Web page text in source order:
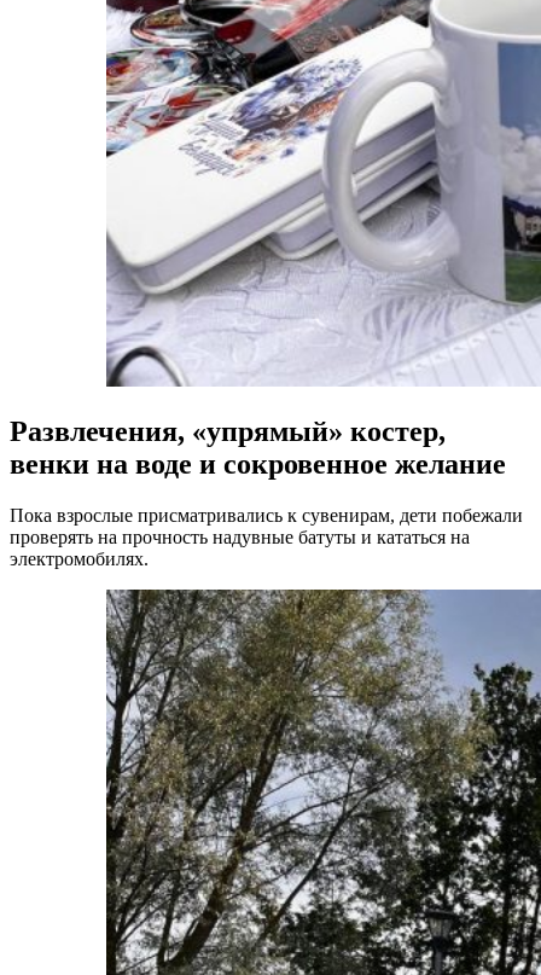
Развлечения, «упрямый» костер,
венки на воде и сокровенное желание
Пока взрослые присматривались к сувенирам, дети побежали
проверять на прочность надувные батуты и кататься на
электромобилях.